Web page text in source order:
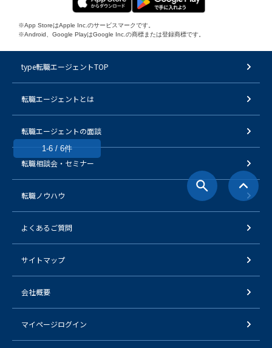
1-6 / 6件
※App StoreはApple Inc.のサービスマークです。
※Android、Google PlayはGoogle Inc.の商標または登録商標です。
type転職エージェントTOP
転職エージェントとは
転職エージェントの面談
転職相談会・セミナー
転職ノウハウ
よくあるご質問
サイトマップ
会社概要
マイページログイン